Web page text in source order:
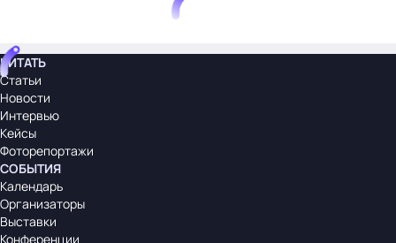
ЧИТАТЬ
Статьи
Новости
Интервью
Кейсы
Фоторепортажи
СОБЫТИЯ
Календарь
Организаторы
Выставки
Конференции